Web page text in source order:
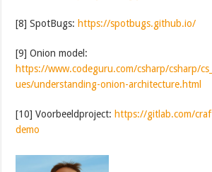
[8] SpotBugs: https://spotbugs.github.io/
[9] Onion model:
https://www.codeguru.com/csharp/csharp/
ues/understanding-onion-architecture.html
[10] Voorbeeldproject: https://gitlab.com/
demo